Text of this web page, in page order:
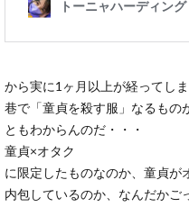
から実に1ヶ月以上が経ってし
巷で「童貞を殺す服」なるもの
ともわからんのだ・・・
童貞×オタク
に限定したものなのか、童貞が
内包しているのか、なんだかご